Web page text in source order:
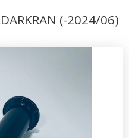
(-2024/06)